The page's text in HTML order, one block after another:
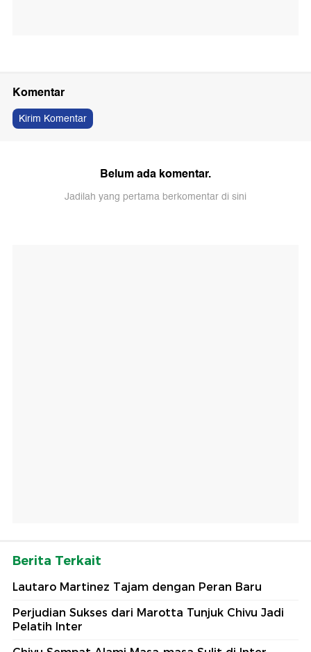
Komentar
Kirim Komentar
Belum ada komentar.
Jadilah yang pertama berkomentar di sini
Berita Terkait
Lautaro Martinez Tajam dengan Peran Baru
Perjudian Sukses dari Marotta Tunjuk Chivu Jadi
Pelatih Inter